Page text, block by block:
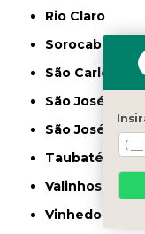
Rio Claro
Sorocaba
São Carlos
São José do
São José dos
Taubaté
Valinhos
Vinhedo